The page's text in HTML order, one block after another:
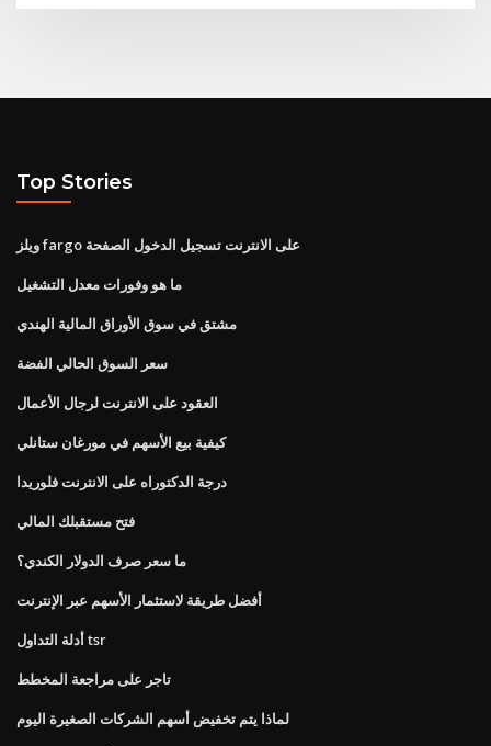
Top Stories
ويلز fargo على الانترنت تسجيل الدخول الصفحة
ما هو وفورات معدل التشغيل
مشتق في سوق الأوراق المالية الهندي
سعر السوق الحالي الفضة
العقود على الانترنت لرجال الأعمال
كيفية بيع الأسهم في مورغان ستانلي
درجة الدكتوراه على الانترنت فلوريدا
فتح مستقبلك المالي
ما سعر صرف الدولار الكندي؟
أفضل طريقة لاستثمار الأسهم عبر الإنترنت
أدلة التداول tsr
تاجر على مراجعة المخطط
لماذا يتم تخفيض أسهم الشركات الصغيرة اليوم